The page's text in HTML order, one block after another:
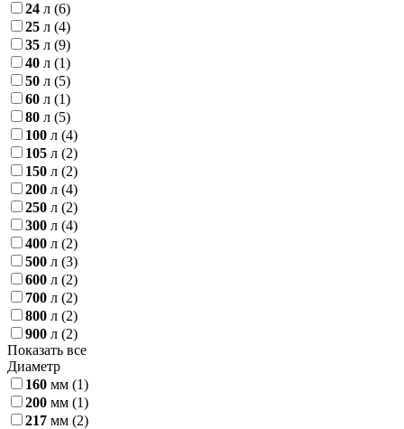
24 л (6)
25 л (4)
35 л (9)
40 л (1)
50 л (5)
60 л (1)
80 л (5)
100 л (4)
105 л (2)
150 л (2)
200 л (4)
250 л (2)
300 л (4)
400 л (2)
500 л (3)
600 л (2)
700 л (2)
800 л (2)
900 л (2)
Показать все
Диаметр
160 мм (1)
200 мм (1)
217 мм (2)